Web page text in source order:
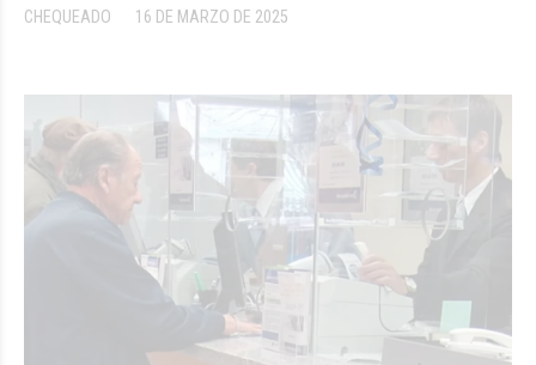
16 DE MARZO DE 2025
CHEQUEADO